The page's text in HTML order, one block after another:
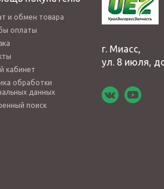
и обмен товара
оплаты
кабинет
обработки
данных
поиск
г. Миасс,
ул. 8 июля,